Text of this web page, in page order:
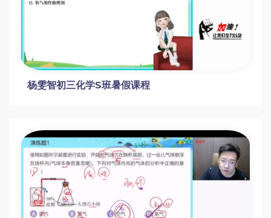
阿留教育规划4.0全套